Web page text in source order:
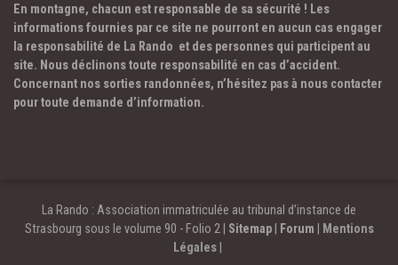
En montagne, chacun est responsable de sa sécurité ! Les
informations fournies par ce site ne pourront en aucun cas engager
la responsabilité de La Rando et des personnes qui participent au
site. Nous déclinons toute responsabilité en cas d’accident.
Concernant nos sorties randonnées, n’hésitez pas à nous contacter
pour toute demande d’information.
La Rando : Association immatriculée au tribunal d’instance de
Strasbourg sous le volume 90 - Folio 2 | Sitemap| Forum
Mentions
Légales